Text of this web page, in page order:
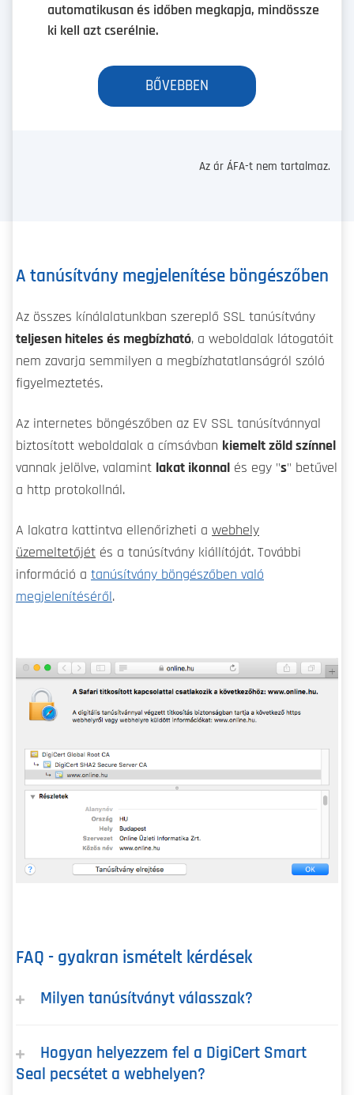
automatikusan és időben megkapja, mindössze
ki kell azt cserélnie.
BŐVEBBEN
Az ár ÁFA-t nem tartalmaz.
A tanúsítvány megjelenítése böngészőben
Az összes kínálalatunkban szereplő SSL tanúsítvány
teljesen hiteles és megbízható, a weboldalak látogatóit
nem zavarja semmilyen a megbízhatatlanságról szóló
figyelmeztetés.
Az internetes böngészőben az EV SSL tanúsítvánnyal
biztosított weboldalak a címsávban kiemelt zöld színnel
vannak jelölve, valamint lakat ikonnal és egy "s" betűvel
a http protokollnál.
A lakatra kattintva ellenőrizheti a webhely
üzemeltetőjét és a tanúsítvány kiállítóját. További
információ a tanúsítvány böngészőben való
megjelenítéséről .
FAQ - gyakran ismételt kérdések
Milyen tanúsítványt válasszak?
Hogyan helyezzem fel a DigiCert Smart
Seal pecsétet a webhelyen?